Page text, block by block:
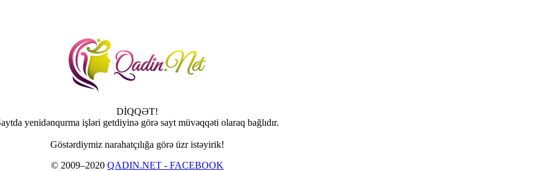
DİQQƏT!
yenidənqurma işləri getdiyinə görə sayt müvəqqəti olaraq bağlıdır.
Göstərdiymiz narahatçılığa görə üzr istəyirik!
© 2009–2020 QADIN.NET - FACEBOOK